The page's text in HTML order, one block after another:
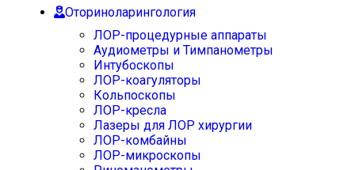
Оториноларингология
ЛОР-процедурные аппараты
Аудиометры и Тимпанометры
Интубоскопы
ЛОР-коагуляторы
Кольпоскопы
ЛОР-кресла
Лазеры для ЛОР хирургии
ЛОР-комбайны
ЛОР-микроскопы